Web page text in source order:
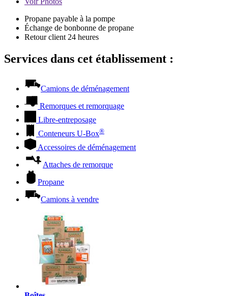
Propane payable à la pompe
Échange de bonbonne de propane
Retour client 24 heures
Services dans cet établissement :
Camions de déménagement
Remorques et remorquage
Libre-entreposage
Conteneurs U-Box®
Accessoires de déménagement
Attaches de remorque
Propane
Camions à vendre